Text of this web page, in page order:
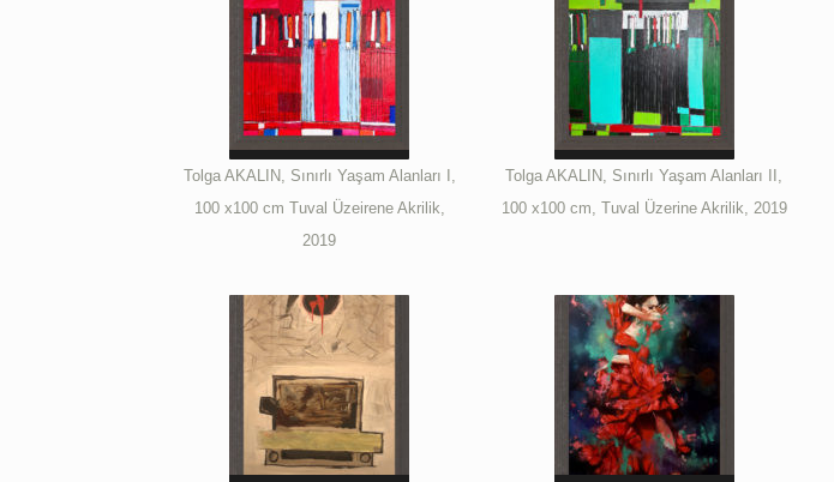
Tolga AKALIN, Sınırlı Yaşam Alanları I,
100 x100 cm Tuval Üzeirene Akrilik,
2019
Tolga AKALIN, Sınırlı Yaşam Alanları II,
100 x100 cm, Tuval Üzerine Akrilik, 2019